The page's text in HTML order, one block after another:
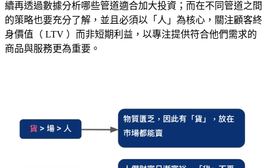
續再透過數據分析哪些管道適合加大投資；而在不同管道之間
的策略也要充分了解，並且必須以「人」為核心，關注顧客終
身價值（ LTV ）而非短期利益，以專注提供符合他們需求的
商品與服務更為重要。